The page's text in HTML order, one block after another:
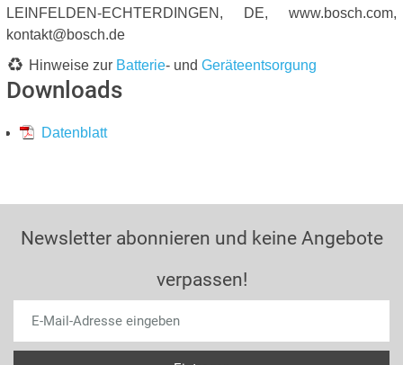
LEINFELDEN-ECHTERDINGEN, DE, www.bosch.com,
kontakt@bosch.de
Hinweise zur Batterie- und Geräteentsorgung
Downloads
Datenblatt
Newsletter abonnieren und keine Angebote
verpassen!